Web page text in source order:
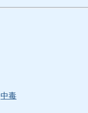
中毒